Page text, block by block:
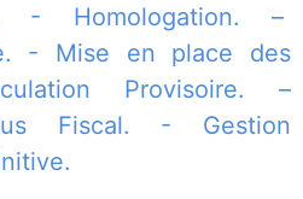
- Homologation. –
- Mise en place des
Provisoire. –
Fiscal. - Gestion